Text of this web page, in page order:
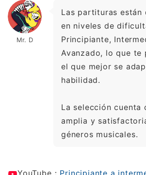
Mr. D
Las partituras están
en niveles de
Principiante,
Avanzado, lo que te
el que mejor se
habilidad.
La selección cuenta
amplia y
géneros musicales.
YouTube： Principiante a